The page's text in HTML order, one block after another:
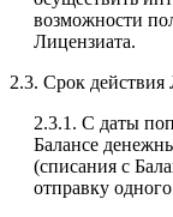
возможности
Лицензиата.
2.3. Срок действия
2.3.1. С даты
Балансе
(списания с
отправку